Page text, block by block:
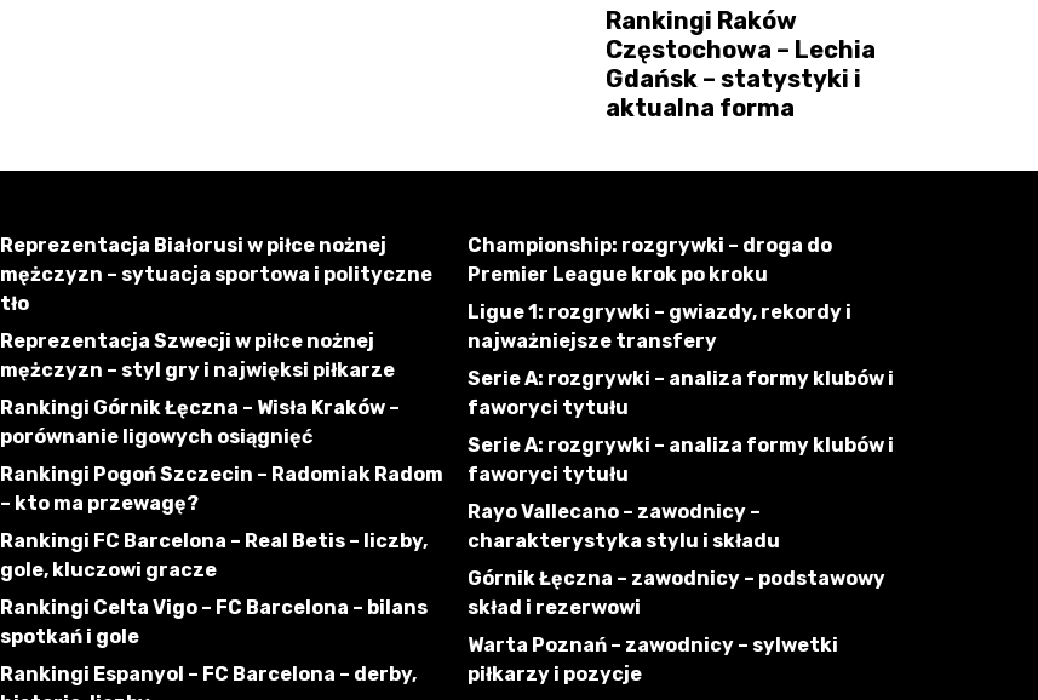
Rankingi Raków
Częstochowa – Lechia
Gdańsk – statystyki i
aktualna forma
Reprezentacja Białorusi w piłce nożnej
mężczyzn – sytuacja sportowa i polityczne
tło
Reprezentacja Szwecji w piłce nożnej
mężczyzn – styl gry i najwięksi piłkarze
Rankingi Górnik Łęczna – Wisła Kraków –
porównanie ligowych osiągnięć
Rankingi Pogoń Szczecin – Radomiak Radom
– kto ma przewagę?
Rankingi FC Barcelona – Real Betis – liczby,
gole, kluczowi gracze
Rankingi Celta Vigo – FC Barcelona – bilans
spotkań i gole
Rankingi Espanyol – FC Barcelona – derby,
Championship: rozgrywki – droga do
Premier League krok po kroku
Ligue 1: rozgrywki – gwiazdy, rekordy i
najważniejsze transfery
Serie A: rozgrywki – analiza formy klubów i
faworyci tytułu
Serie A: rozgrywki – analiza formy klubów i
faworyci tytułu
Rayo Vallecano – zawodnicy –
charakterystyka stylu i składu
Górnik Łęczna – zawodnicy – podstawowy
skład i rezerwowi
Warta Poznań – zawodnicy – sylwetki
piłkarzy i pozycje